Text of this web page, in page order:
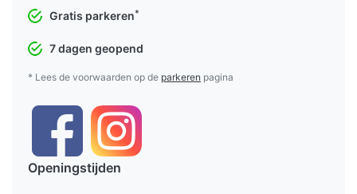
Gratis parkeren*
7 dagen geopend
* Lees de voorwaarden op de parkeren pagina
Openingstijden